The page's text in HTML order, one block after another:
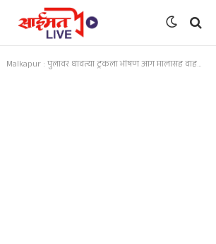
Malkapur : पुलावर धावत्या ट्रकला भीषण आग मालासह वाहन जळून खाक